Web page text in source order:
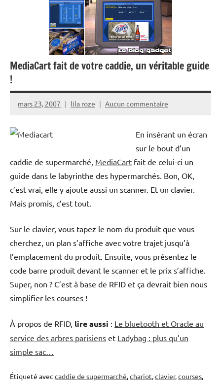
MediaCart fait de votre caddie, un véritable guide
!
mars 23, 2007 lila roze Aucun commentaire
En insérant un écran
sur le bout d’un
caddie de supermarché, MediaCart fait de celui-ci un
guide dans le labyrinthe des hypermarchés. Bon, OK,
c’est vrai, elle y ajoute aussi un scanner. Et un clavier.
Mais promis, c’est tout.
Sur le clavier, vous tapez le nom du produit que vous
cherchez, un plan s’affiche avec votre trajet jusqu’à
l’emplacement du produit. Ensuite, vous présentez le
code barre produit devant le scanner et le prix s’affiche.
Super, non ? C’est à base de RFID et ça devrait bien nous
simplifier les courses !
À propos de RFID, lire aussi : Le bluetooth et Oracle au
service des arbres parisiens et Ladybag : plus qu’un
simple sac…
Étiqueté avec caddie de supermarché,chariot,clavier,courses,